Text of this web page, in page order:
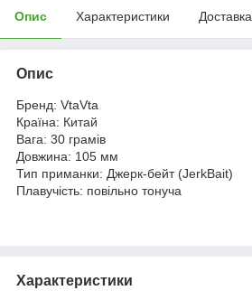
Опис Характеристики Доставка
Опис
Бренд: VtaVta
Країна: Китай
Вага: 30 грамів
Довжина: 105 мм
Тип приманки: Джерк-бейт (JerkBait)
Плавучість: повільно тонуча
Характеристики